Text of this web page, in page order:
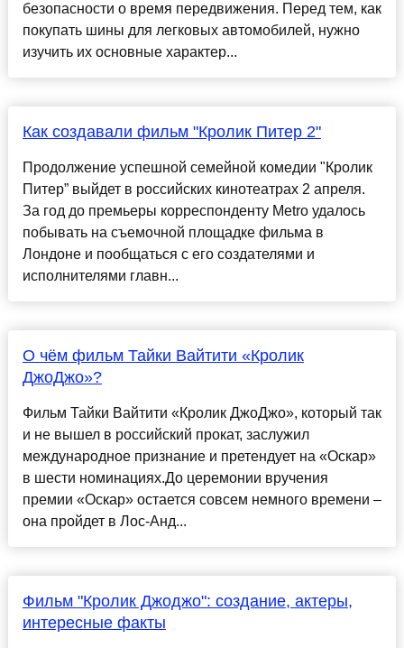
безопасности о время передвижения. Перед тем, как
покупать шины для легковых автомобилей, нужно
изучить их основные характер...
Как создавали фильм "Кролик Питер 2"
Продолжение успешной семейной комедии "Кролик
Питер” выйдет в российских кинотеатрах 2 апреля.
За год до премьеры корреспонденту Metro удалось
побывать на съемочной площадке фильма в
Лондоне и пообщаться с его создателями и
исполнителями главн...
О чём фильм Тайки Вайтити «Кролик
ДжоДжо»?
Фильм Тайки Вайтити «Кролик ДжоДжо», который так
и не вышел в российский прокат, заслужил
международное признание и претендует на «Оскар»
в шести номинациях.До церемонии вручения
премии «Оскар» остается совсем немного времени –
она пройдет в Лос-Анд...
Фильм "Кролик Джоджо": создание, актеры,
интересные факты